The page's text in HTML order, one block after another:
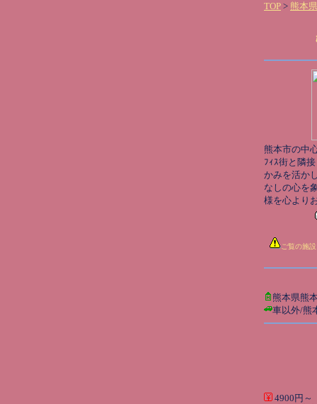
TOP > 熊本県
熊本市の中
ﾌｨｽ街と隣
かみを活か
なしの心を
様を心より
ご覧の施
熊本県熊
車以外/熊
4900円～